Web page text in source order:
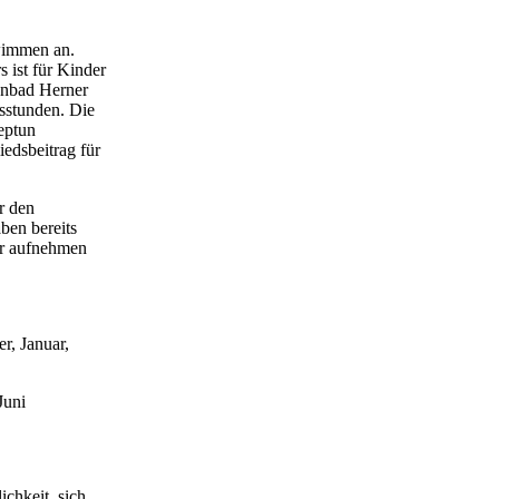
an.
ist für Kinder
Herner
Die
für
den
bereits
aufnehmen
Januar,